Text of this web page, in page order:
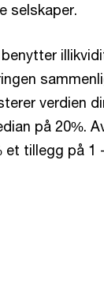
selskaper.
verdien
på 20%.
tillegg på 1